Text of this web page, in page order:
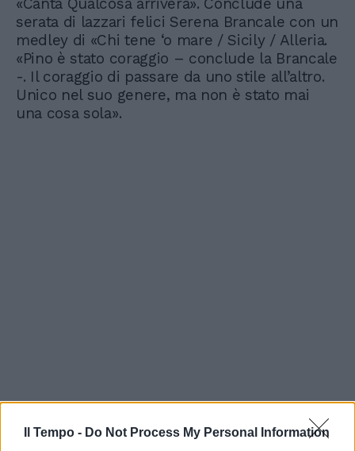
Il Tempo - Do Not Process My Personal Information
serata di lazzari felici Serena Brancale con un
medley di «Chi tene ‘o mare / Sicily / Alleria.
«Pino è stato coraggio – conclude la Brancale
-. Il coraggio di passare da uno stile all’altro.
Unico nel suo genere, ma non è stato mai
una cosa sola».